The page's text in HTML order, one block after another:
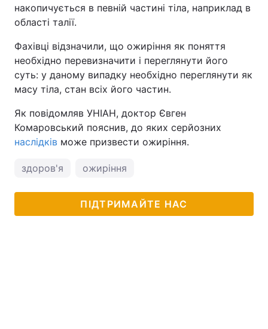
накопичується в певній частині тіла, наприклад в
області талії.
Фахівці відзначили, що ожиріння як поняття
необхідно перевизначити і переглянути його
суть: у даному випадку необхідно переглянути як
масу тіла, стан всіх його частин.
Як повідомляв УНІАН, доктор Євген
Комаровський пояснив, до яких серйозних
наслідків може призвести ожиріння.
здоров'я ожиріння
ПІДТРИМАЙТЕ НАС